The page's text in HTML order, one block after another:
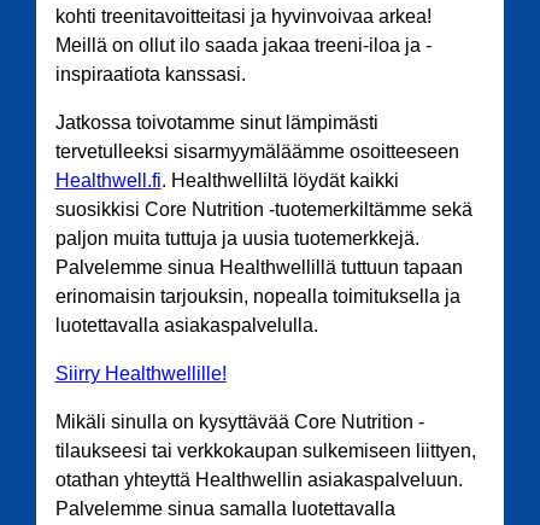
kohti treenitavoitteitasi ja hyvinvoivaa arkea!
Meillä on ollut ilo saada jakaa treeni-iloa ja -
inspiraatiota kanssasi.
Jatkossa toivotamme sinut lämpimästi
tervetulleeksi sisarmyymäläämme osoitteeseen
Healthwell.fi. Healthwelliltä löydät kaikki
suosikkisi Core Nutrition -tuotemerkiltämme sekä
paljon muita tuttuja ja uusia tuotemerkkejä.
Palvelemme sinua Healthwellillä tuttuun tapaan
erinomaisin tarjouksin, nopealla toimituksella ja
luotettavalla asiakaspalvelulla.
Siirry Healthwellille!
Mikäli sinulla on kysyttävää Core Nutrition -
tilaukseesi tai verkkokaupan sulkemiseen liittyen,
otathan yhteyttä Healthwellin asiakaspalveluun.
Palvelemme sinua samalla luotettavalla